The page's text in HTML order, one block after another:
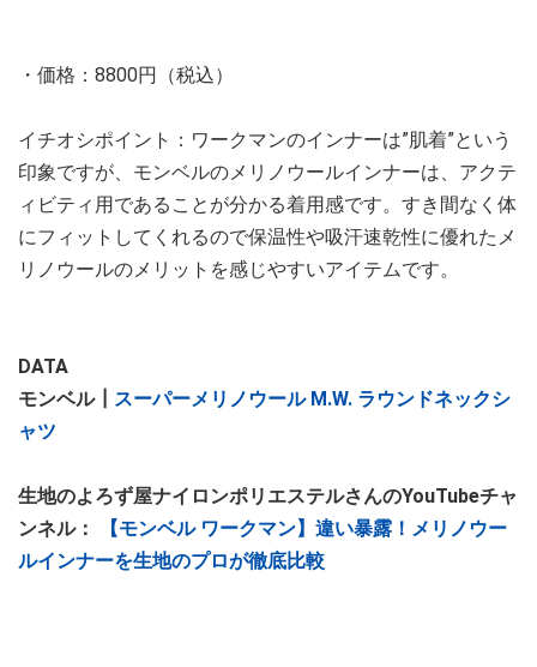
・価格：8800円（税込）
イチオシポイント：ワークマンのインナーは”肌着”という
印象ですが、モンベルのメリノウールインナーは、アクテ
ィビティ用であることが分かる着用感です。すき間なく体
にフィットしてくれるので保温性や吸汗速乾性に優れたメ
リノウールのメリットを感じやすいアイテムです。
DATA
モンベル┃ スーパーメリノウール M.W. ラウンドネックシ
ャツ
生地のよろず屋ナイロンポリエステルさんのYouTubeチャ
ンネル：
【モンベル ワークマン】違い暴露！メリノウー
ルインナーを生地のプロが徹底比較